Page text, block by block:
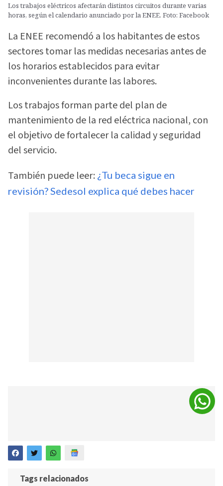
Los trabajos eléctricos afectarán distintos circuitos durante varias
horas, según el calendario anunciado por la ENEE. Foto: Facebook
La ENEE recomendó a los habitantes de estos
sectores tomar las medidas necesarias antes de
los horarios establecidos para evitar
inconvenientes durante las labores.
Los trabajos forman parte del plan de
mantenimiento de la red eléctrica nacional, con
el objetivo de fortalecer la calidad y seguridad
del servicio.
También puede leer: ¿Tu beca sigue en
revisión? Sedesol explica qué debes hacer
Tags relacionados